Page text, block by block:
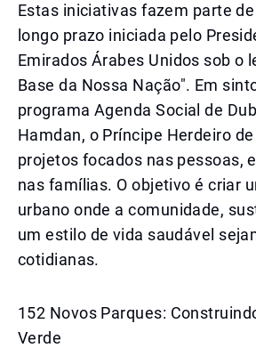
Estas iniciativas fazem parte
longo prazo iniciada pelo
Emirados Árabes Unidos sob o
Base da Nossa Nação". Em
programa Agenda Social de
Hamdan, o Príncipe Herdeiro
projetos focados nas pessoas,
nas famílias. O objetivo é criar
urbano onde a comunidade,
um estilo de vida saudável
cotidianas.
152 Novos Parques:
Verde